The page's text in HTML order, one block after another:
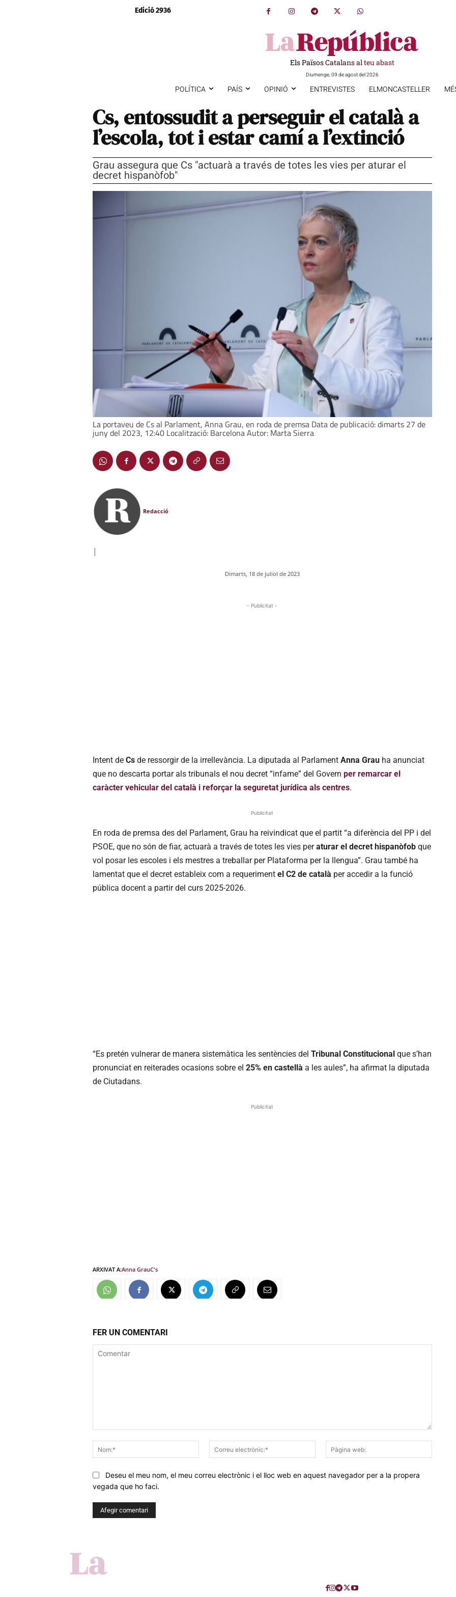
Edició 2936
Els Països Catalans al teu abast
Diumenge, 09 de agost del 2026
POLÍTICA PAÍS OPINIÓ ENTREVISTES ELMONCASTELLER
Cs, entossudit a perseguir el català a
l’escola, tot i estar camí a l’extinció
Grau assegura que Cs "actuarà a través de totes les vies per aturar el
decret hispanòfob"
La portaveu de Cs al Parlament, Anna Grau, en roda de premsa Data de publicació: dimarts 27 de
juny del 2023, 12:40 Localització: Barcelona Autor: Marta Sierra
Redacció
|
Dimarts, 18 de juliol de 2023
- Publicitat -
Intent de Cs de ressorgir de la irrellevància. La diputada al Parlament Anna Grau ha anunciat
que no descarta portar als tribunals el nou decret “infame” del Govern per remarcar el
caràcter vehicular del català i reforçar la seguretat jurídica als centres.
Publicitat
En roda de premsa des del Parlament, Grau ha reivindicat que el partit “a diferència del PP i del
PSOE, que no són de fiar, actuarà a través de totes les vies peraturar el decret hispanòfob que
vol posar les escoles i els mestres a treballar per Plataforma per la llengua”. Grau també ha
lamentat que el decret estableix com a requeriment el C2 de català per accedir a la funció
pública docent a partir del curs 2025-2026.
“Es pretén vulnerar de manera sistemàtica les sentències del Tribunal Constitucional que s’han
pronunciat en reiterades ocasions sobre el 25% en castellà a les aules”, ha afirmat la diputada
de Ciutadans.
Publicitat
ARXIVAT A:Anna GrauC's
FER UN COMENTARI
Nom:*
Correu
electrònic:*
web:
Deseu el meu nom, el meu correu electrònic i el lloc web en aquest navegador per a la propera
vegada que ho faci.